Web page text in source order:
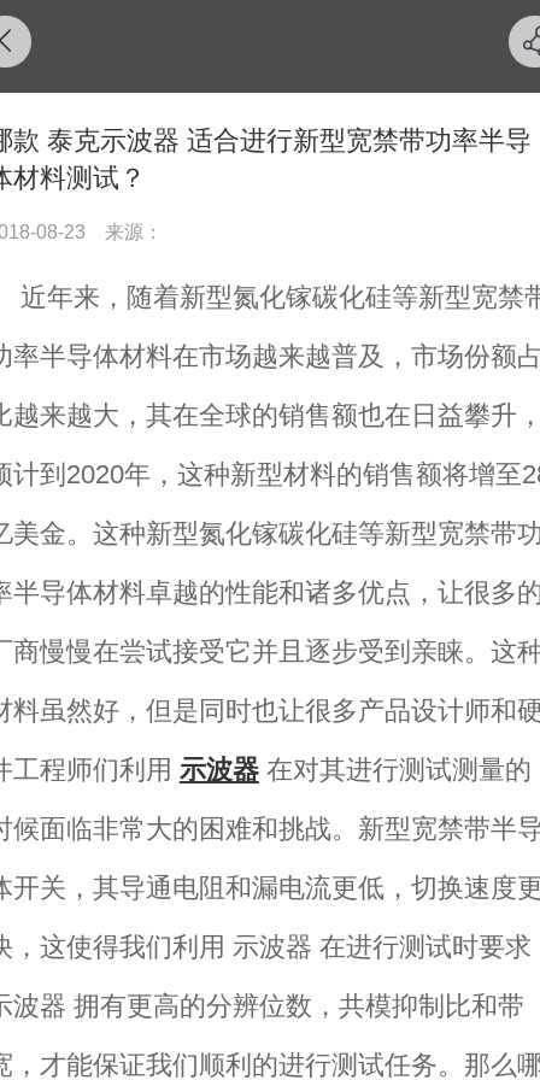
款 泰克示波器 适合进行新型宽禁带功率半导
材料测试？
08-23 来源：
近年来，随着新型氮化镓碳化硅等新型宽禁
率半导体材料在市场越来越普及，市场份额占
越来越大，其在全球的销售额也在日益攀升，
计到 2020年，这种新型材料的销售额将增至
美金。这种新型氮化镓碳化硅等新型宽禁带功
半导体材料卓越的性能和诸多优点，让很多的
商慢慢在尝试接受它并且逐步受到亲睐。这
料虽然好，但是同时也让很多产品设计师和硬
工程师们利用 示波器在对其进行测试测量的
候面临非常大的困难和挑战。新型宽禁带半
开关，其导通电阻和漏电流更低，切换速度
，这使得我们利用 示波器 在进行测试时要求
波器 拥有更高的分辨位数，共模抑制比和带
，才能保证我们顺利的进行测试任务。那么